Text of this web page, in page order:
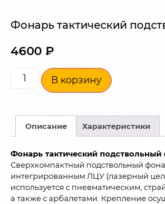
Фонарь тактический
4600 ₽
В корзину
Описание Характеристики
Фонарь тактический подствольный
Сверхкомпактный подствольный
интегрированным ЛЦУ (лазерный
используется с пневматическим,
а также с арбалетами. Крепление